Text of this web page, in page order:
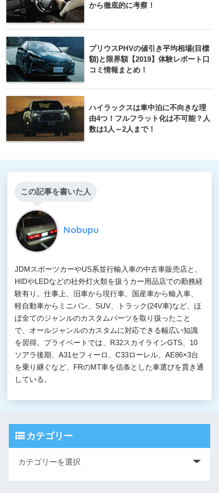
から徹底的に考察！
プリウスPHVの値引き平均相場(目標
額)と限界額【2019】体験レポート口
コミ情報まとめ！
ハイラックスは車中泊に不向きな理
由4つ！フルフラット化は不可能？人
数は1人～2人まで！
この記事を書いた人
Nobupu
JDMスポーツカーやUS系並行輸入車の中古車販売店と、
HIDやLEDなどの社外灯火類を扱うカー用品店での勤務経
験有り。仕事上、旧車から現行車、国産車から輸入車、
軽自動車からミニバン、SUV、トラック(24V車)など、ほ
ぼ全てのジャンルのカスタムパーツを取り扱ったこと
で、オールジャンルのカスタムに対応できる幅広い知識
を習得。プライベートでは、R32スカイラインGTS、10
ソアラ後期、A31セフィーロ、C33ローレル、AE86×3台
を乗り継ぐなど、FRのMT車を信条とした車選びを貫き通
している。
カテゴリー